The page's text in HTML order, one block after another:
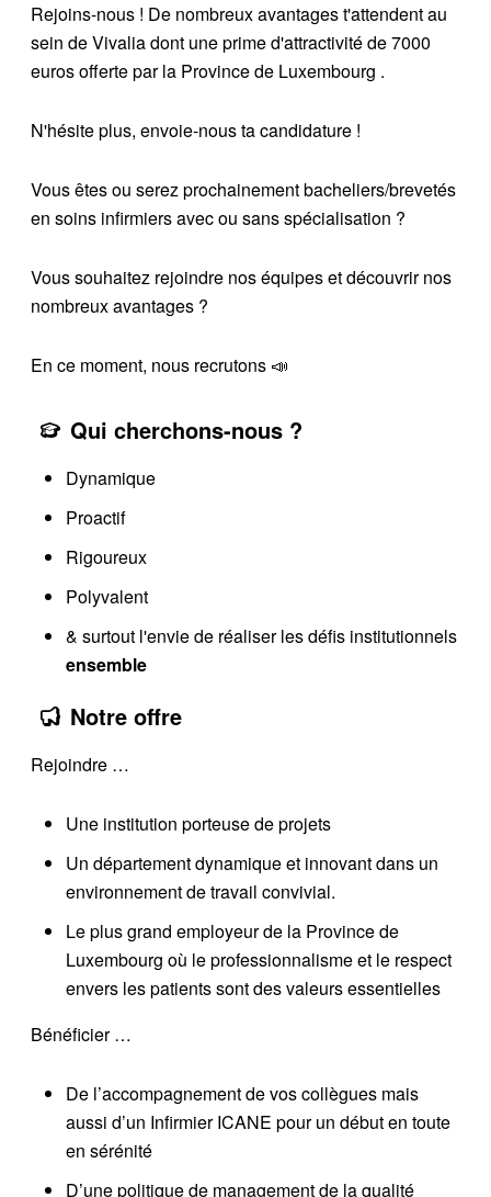
Rejoins-nous ! De nombreux avantages t'attendent au
sein de Vivalia dont une prime d'attractivité de 7000
euros offerte par la Province de Luxembourg .
N'hésite plus, envoie-nous ta candidature !
Vous êtes ou serez prochainement bacheliers/brevetés
en soins infirmiers avec ou sans spécialisation ?
Vous souhaitez rejoindre nos équipes et découvrir nos
nombreux avantages ?
En ce moment, nous recrutons 📣
Qui cherchons-nous ?
Dynamique
Proactif
Rigoureux
Polyvalent
& surtout l'envie de réaliser les défis institutionnels
ensemble
Notre offre
Rejoindre …
Une institution porteuse de projets
Un département dynamique et innovant dans un
environnement de travail convivial.
Le plus grand employeur de la Province de
Luxembourg où le professionnalisme et le respect
envers les patients sont des valeurs essentielles
Bénéficier …
De l’accompagnement de vos collègues mais
aussi d’un Infirmier ICANE pour un début en toute
en sérénité
D’une politique de management de la qualité